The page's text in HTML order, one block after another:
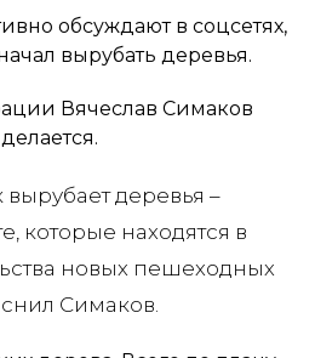
обсуждают в соцсетях,
вырубать деревья.
Вячеслав Симаков
деревья –
которые находятся в
новых пешеходных
Симаков.